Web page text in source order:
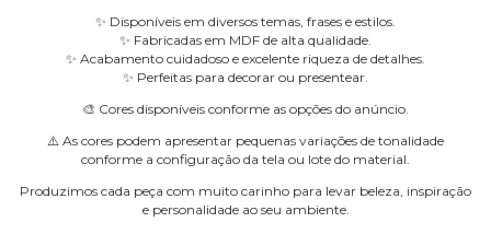
✨ Disponíveis em diversos temas, frases e estilos.
✨ Fabricadas em MDF de alta qualidade.
✨ Acabamento cuidadoso e excelente riqueza de detalhes.
✨ Perfeitas para decorar ou presentear.
🎨 Cores disponíveis conforme as opções do anúncio.
⚠️ As cores podem apresentar pequenas variações de tonalidade
conforme a configuração da tela ou lote do material.
Produzimos cada peça com muito carinho para levar beleza, inspiração
e personalidade ao seu ambiente.